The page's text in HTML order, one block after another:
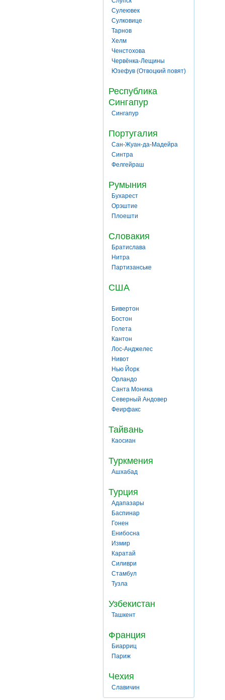
Сулеювек
Сулковице
Тарнов
Хелм
Ченстохова
Червёнка-Лещины
Юзефув (Отвоцкий повят)
Республика
Сингапур
Сингапур
Португалия
Сан-Жуан-да-Мадейра
Синтра
Фелгейраш
Румыния
Бухарест
Орэштие
Плоешти
Словакия
Братислава
Нитра
Партизанське
США
Бивертон
Бостон
Голета
Кантон
Лос-Анджелес
Нивот
Нью Йорк
Орландо
Санта Моника
Северный Андовер
Феирфакс
Тайвань
Каосиан
Туркмения
Ашхабад
Турция
Адапазары
Баспинар
Гонен
Енибосна
Измир
Каратай
Силиври
Стамбул
Тузла
Узбекистан
Ташкент
Франция
Биарриц
Париж
Чехия
Славичин